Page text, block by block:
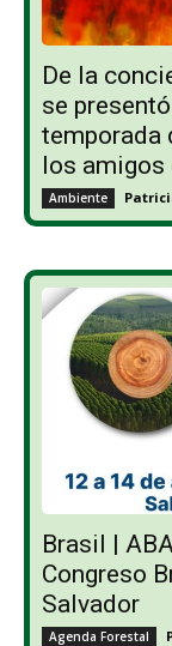
De la
se
temporada
los amigos
Ambiente
Brasil |
Congreso
Salvador
Agenda Forestal